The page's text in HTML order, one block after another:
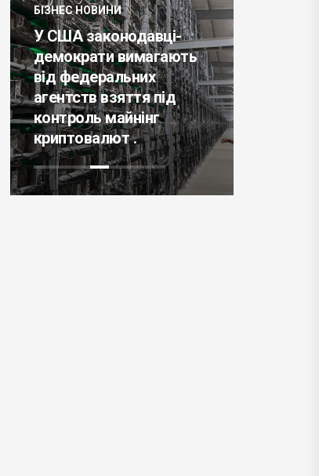
БІЗНЕС НОВИНИ
У США законодавці-
демократи вимагають
від федеральних
агентств взяття під
контроль майнінг
криптовалют .